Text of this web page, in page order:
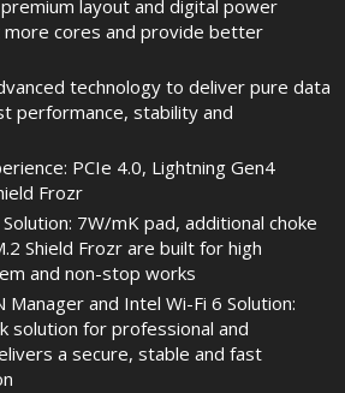
layout and digital power
cores and provide better
technology to deliver pure data
performance, stability and
PCIe 4.0, Lightning Gen4
Frozr
7W/mK pad, additional choke
Shield Frozr are built for high
and non-stop works
Manager and Intel Wi-Fi 6 Solution:
solution for professional and
a secure, stable and fast